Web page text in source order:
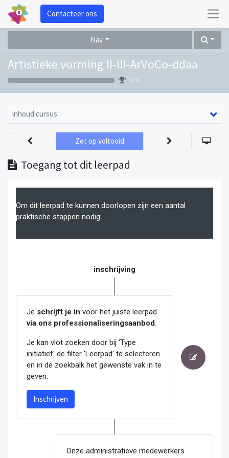
Contacteer ons
Nav
Artistieke vorming II-III-ArVoCo-ddaa
0 %
Inhoud cursus
Toegang tot dit leerpad
Zet op voltooid
Om dit leerpad te kunnen doorlopen zijn een aantal
praktische stappen nodig:
inschrijving
Je schrijft je in voor het juiste leerpad
via ons professionaliseringsaanbod
Je kan vlot zoeken door bij 'Type
initiatief' de filter 'Leerpad' te selecteren
en in de zoekbalk het gewenste vak in te
geven.
Inschrijven
Onze administratieve medewerkers